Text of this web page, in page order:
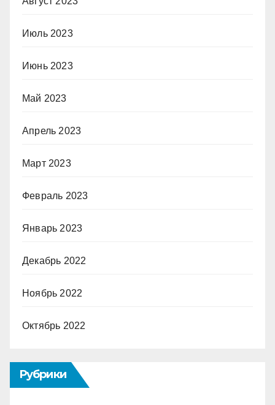
Июль 2023
Июнь 2023
Май 2023
Апрель 2023
Март 2023
Февраль 2023
Январь 2023
Декабрь 2022
Ноябрь 2022
Октябрь 2022
Рубрики